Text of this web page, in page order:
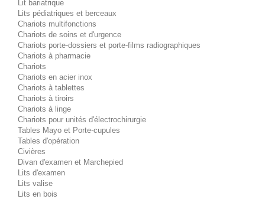
Lit bariatrique
Lits pédiatriques et berceaux
Chariots multifonctions
Chariots de soins et d'urgence
Chariots porte-dossiers et porte-films radiographiques
Chariots à pharmacie
Chariots
Chariots en acier inox
Chariots à tablettes
Chariots à tiroirs
Chariots à linge
Chariots pour unités d'électrochirurgie
Tables Mayo et Porte-cupules
Tables d'opération
Civières
Divan d'examen et Marchepied
Lits d'examen
Lits valise
Lits en bois